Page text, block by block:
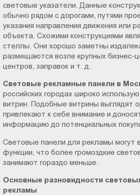
световые указатели. Данные
обычно рядом с дорогами, путями
указания направления движения или
объекта. Схожими конструкциями
стеллы. Они хорошо заметны
размещаются возле крупных бизнес-
центров, заправок и т. д.
Световые рекламные панели в
российских городах широко
витрин. Подобные витрины выглядят
привлекают к себе внимание и
информацию до потенциальных
Световые панели для рекламы могут
функции, что более громоздкие
занимают гораздо меньше.
Основные разновидности
рекламы